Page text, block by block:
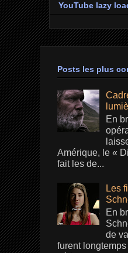
YouTube lazy
Posts les plus
En
Amérique, le «
fait les de...
Les
En
de
furent